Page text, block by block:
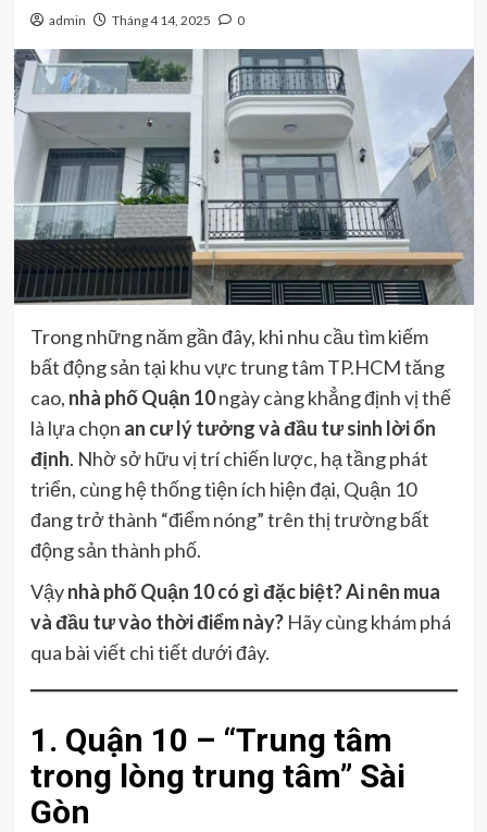
admin Tháng 4 14, 2025 0
Trong những năm gần đây, khi nhu cầu tìm kiếm
bất động sản tại khu vực trung tâm TP.HCM tăng
cao, nhà phố Quận 10ngày càng khẳng định vị thế
là lựa chọn an cư lý tưởng và đầu tư sinh lời ổn
định. Nhờ sở hữu vị trí chiến lược, hạ tầng phát
triển, cùng hệ thống tiện ích hiện đại, Quận 10
đang trở thành “điểm nóng” trên thị trường bất
động sản thành phố.
Vậynhà phố Quận 10 có gì đặc biệt? Ai nên mua
và đầu tư vào thời điểm này?Hãy cùng khám phá
qua bài viết chi tiết dưới đây.
1. Quận 10 – “Trung tâm
trong lòng trung tâm” Sài
Gòn